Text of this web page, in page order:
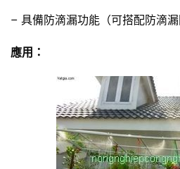
– 具備防滴漏功能（可搭配防滴漏
應用：